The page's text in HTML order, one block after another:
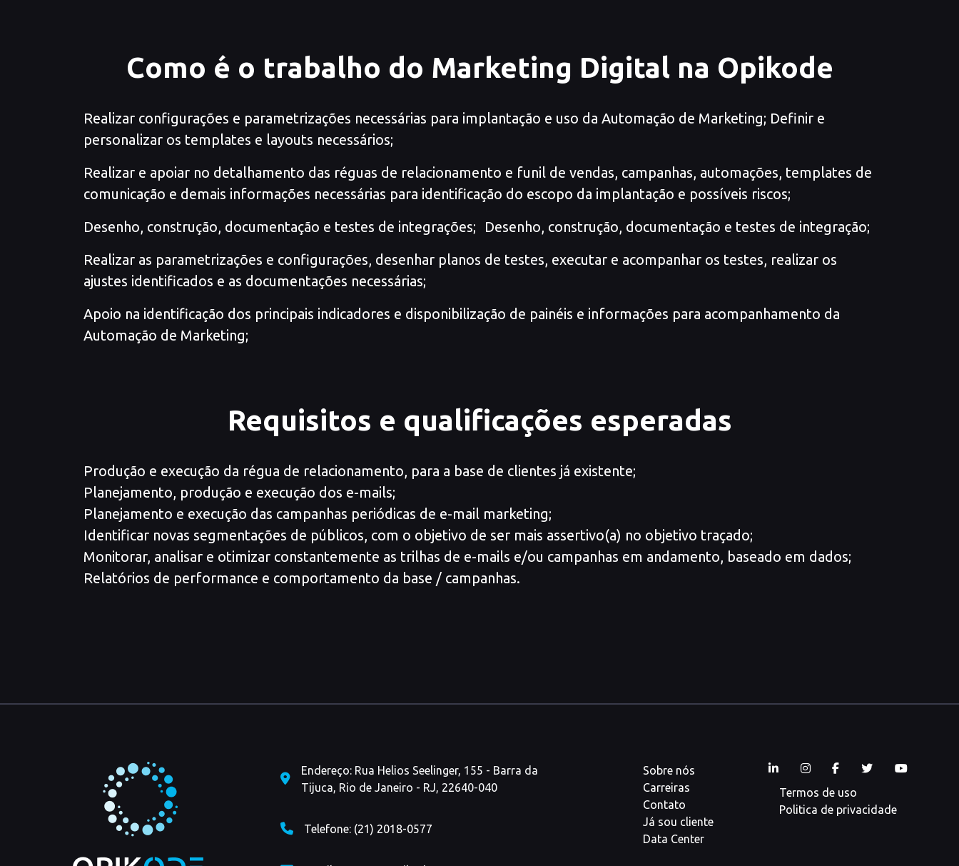
Como é o trabalho do Marketing Digital na Opikode
Realizar configurações e parametrizações necessárias para implantação e uso da Automação de Marketing; Definir e
personalizar os templates e layouts necessários;
Realizar e apoiar no detalhamento das réguas de relacionamento e funil de vendas, campanhas, automações, templates de
comunicação e demais informações necessárias para identificação do escopo da implantação e possíveis riscos;
Desenho, construção, documentação e testes de integrações; Desenho, construção, documentação e testes de integração;
Realizar as parametrizações e configurações, desenhar planos de testes, executar e acompanhar os testes, realizar os
ajustes identificados e as documentações necessárias;
Apoio na identificação dos principais indicadores e disponibilização de painéis e informações para acompanhamento da
Automação de Marketing;
Requisitos e qualificações esperadas
Produção e execução da régua de relacionamento, para a base de clientes já existente;
Planejamento, produção e execução dos e-mails;
Planejamento e execução das campanhas periódicas de e-mail marketing;
Identificar novas segmentações de públicos, com o objetivo de ser mais assertivo(a) no objetivo traçado;
Monitorar, analisar e otimizar constantemente as trilhas de e-mails e/ou campanhas em andamento, baseado em dados;
Relatórios de performance e comportamento da base / campanhas.
Endereço: Rua Helios Seelinger, 155 - Barra da
Tijuca, Rio de Janeiro - RJ, 22640-040
Telefone: (21) 2018-0577
Sobre nós
Carreiras
Contato
Já sou cliente
Data Center
Termos de uso
Politica de privacidade